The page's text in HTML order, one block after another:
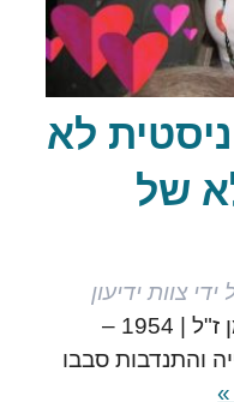
לא
של
ידי צוות ידיעון
טליה (טלי) לוי לבית פרידמן ז"ל | 1954 –
והתנדבות סבבו
»